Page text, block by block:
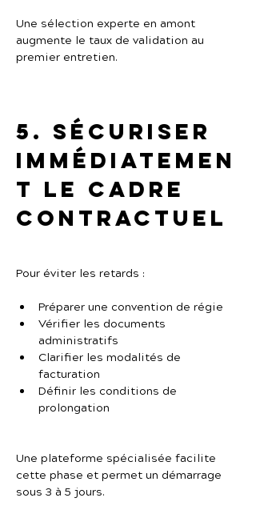
Une sélection experte en amont
augmente le taux de validation au
premier entretien.
5. Sécuriser
immédiatemen
t le cadre
contractuel
Pour éviter les retards :
Préparer une convention de régie
Vérifier les documents
administratifs
Clarifier les modalités de
facturation
Définir les conditions de
prolongation
Une plateforme spécialisée facilite
cette phase et permet un démarrage
sous 3 à 5 jours.